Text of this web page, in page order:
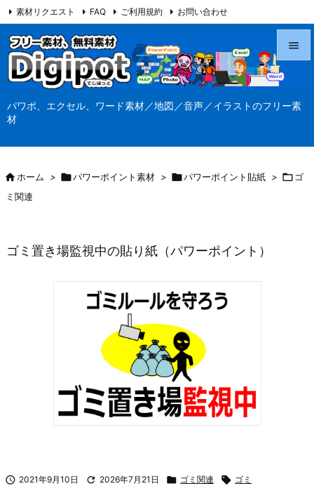
パワポ、エクセル、ワード素材／地図／音声／イラストのフリー素
材




素材リクエスト FAQ ご利用規約 お問い合わせ
当サイト（Digipot.net）について
ホーム > パワーポイント素材 > パワーポイント貼紙 >  ゴ
ミ関連
ゴミ置き場監視中の貼り紙（パワーポイント）
 2021年9月10日  2026年7月21日  ゴミ関連  ゴミ